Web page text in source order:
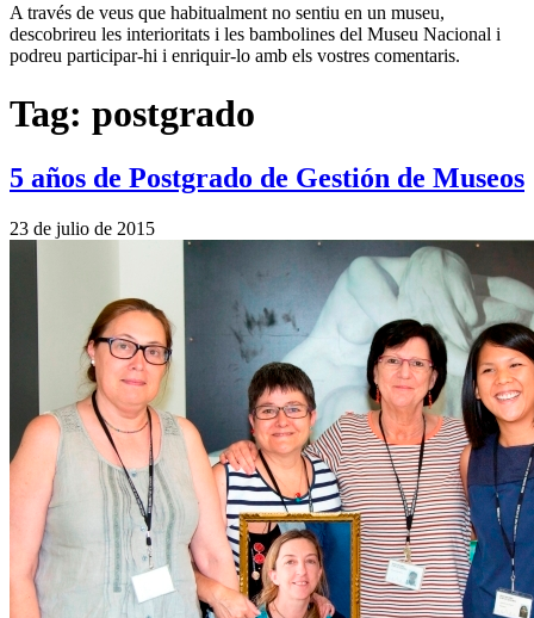
A través de veus que habitualment no sentiu en un museu,
descobrireu les interioritats i les bambolines del Museu Nacional i
podreu participar-hi i enriquir-lo amb els vostres comentaris.
Tag: postgrado
5 años de Postgrado de Gestión de Museos
23 de julio de 2015